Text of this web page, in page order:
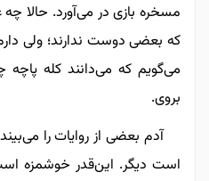
مسخره بازی در می‌آورد. حالا چه
که بعضی دوست ندارند؛ ولی
می‌گویم که می‌دانند کله
بروی.
آدم بعضی از روایات را
است دیگر. این‌قدر خوشمزه‌